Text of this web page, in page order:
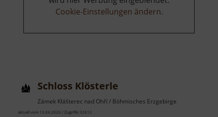
Cookie-Einstellungen ändern.
Schloss Klösterle
Zámek Klášterec nad Ohří / Böhmisches Erzgebirge
aktuell vom 13.04.2026 / Zugriffe: 32612